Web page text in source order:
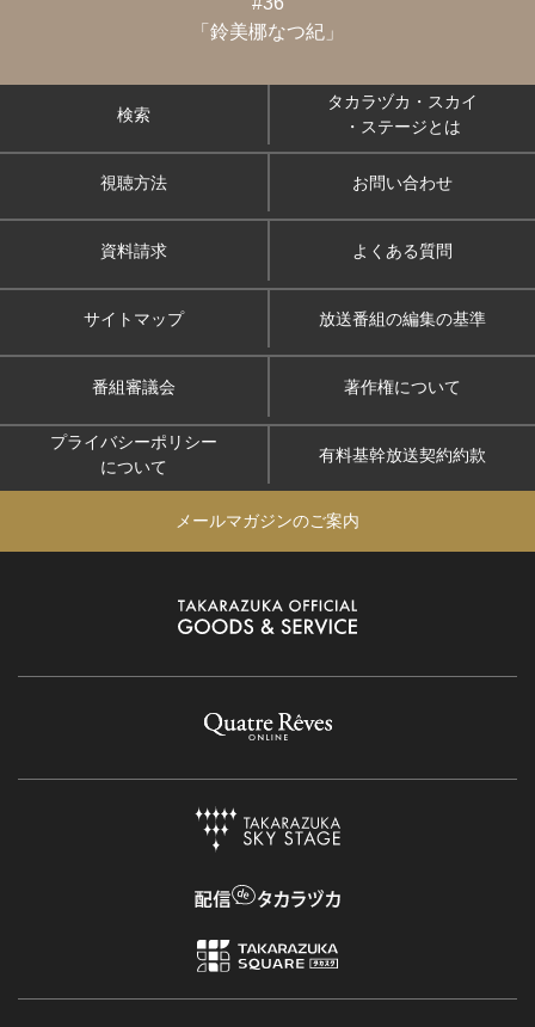
「鈴美梛なつ紀」
検索
タカラヅカ・スカイ
・ステージとは
視聴方法 お問い合わせ
資料請求 よくある質問
サイトマップ 放送番組の編集の基準
番組審議会 著作権について
プライバシーポリシー
について
有料基幹放送契約約款
メールマガジンのご案内